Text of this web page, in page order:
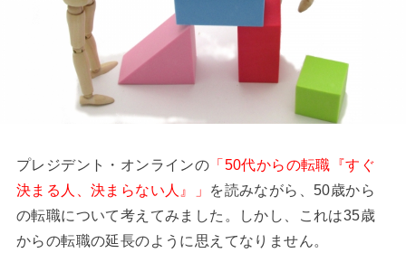
プレジデント・オンラインの 「50代からの転職『すぐ
決まる人、決まらない人』」
を読みながら、50歳から
の転職について考えてみました。しかし、これは35歳
からの転職の延長のように思えてなりません。